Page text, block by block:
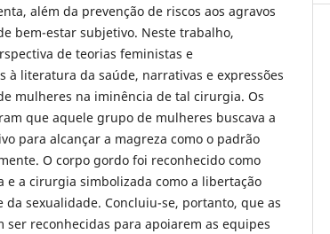
além da prevenção de riscos aos agravos
bem-estar subjetivo. Neste trabalho,
de teorias feministas e
à literatura da saúde, narrativas e expressões
mulheres na iminência de tal cirurgia. Os
que aquele grupo de mulheres buscava a
para alcançar a magreza como o padrão
O corpo gordo foi reconhecido como
e a cirurgia simbolizada como a libertação
da sexualidade. Concluiu-se, portanto, que as
ser reconhecidas para apoiarem as equipes